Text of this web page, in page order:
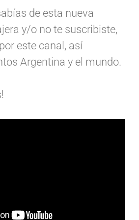
de esta nueva
y/o no te suscribiste,
este canal, así
Argentina y el mundo.